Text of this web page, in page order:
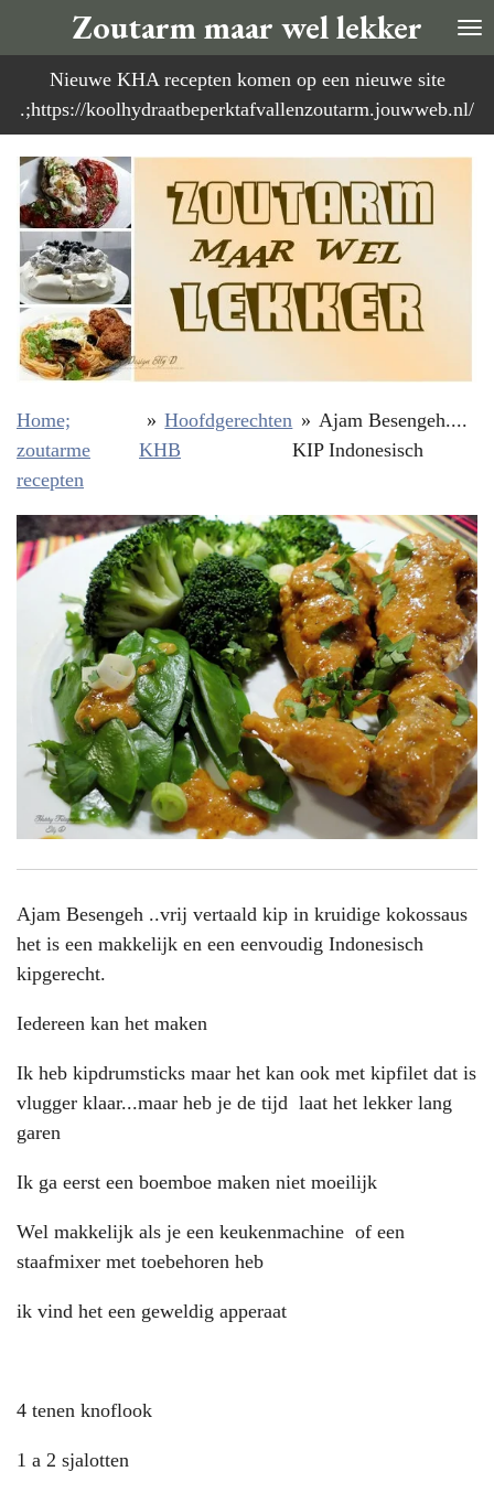
direct
naar
de
Zoutarm maar wel lekker
Nieuwe KHA recepten komen op een nieuwe site
.;https://koolhydraatbeperktafvallenzoutarm.jouwweb.nl/
Home;
zoutarme
recepten
» Hoofdgerechten
KHB
» Ajam Besengeh....
KIP Indonesisch
Ajam Besengeh ..vrij vertaald kip in kruidige kokossaus
het is een makkelijk en een eenvoudig Indonesisch
kipgerecht.
Iedereen kan het maken
Ik heb kipdrumsticks maar het kan ook met kipfilet dat is
vlugger klaar...maar heb je de tijd laat het lekker lang
garen
Ik ga eerst een boemboe maken niet moeilijk
Wel makkelijk als je een keukenmachine of een
staafmixer met toebehoren heb
ik vind het een geweldig apperaat
4 tenen knoflook
1 a 2 sjalotten